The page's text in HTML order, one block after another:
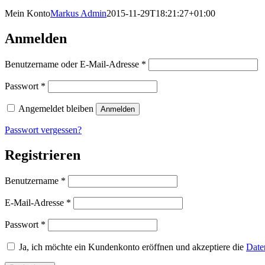
Mein KontoMarkus Admin2015-11-29T18:21:27+01:00
Anmelden
Benutzername oder E-Mail-Adresse *
Passwort *
Angemeldet bleiben Anmelden
Passwort vergessen?
Registrieren
Benutzername *
E-Mail-Adresse *
Passwort *
Ja, ich möchte ein Kundenkonto eröffnen und akzeptiere die